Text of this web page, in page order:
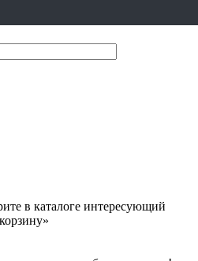
в каталоге интересующий